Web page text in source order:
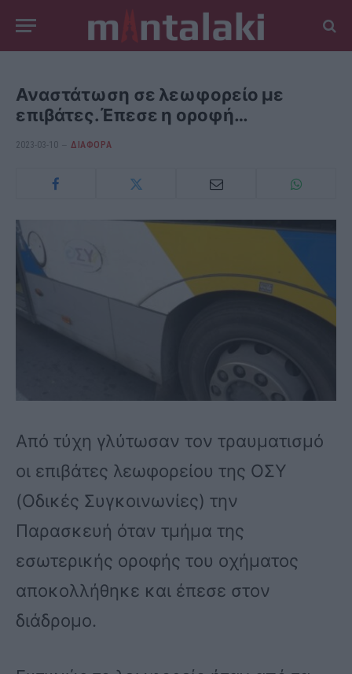
Αναστάτωση σε λεωφορείο με
επιβάτες.Έπεσε η οροφή…
2023-03-10 ΔΙΆΦΟΡΑ
Από τύχη γλύτωσαν τον τραυματισμό
οι επιβάτες λεωφορείου της ΟΣΥ
(Οδικές Συγκοινωνίες) την
Παρασκευή όταν τμήμα της
εσωτερικής οροφής του οχήματος
αποκολλήθηκε και έπεσε στον
διάδρομο.